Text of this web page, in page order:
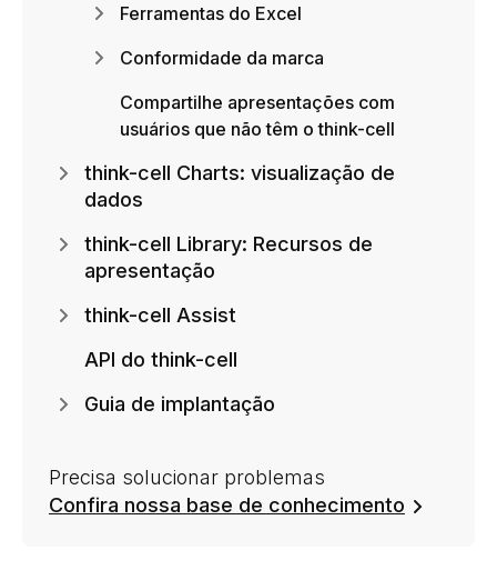
Ferramentas do Excel
Conformidade da marca
Compartilhe apresentações com
usuários que não têm o think-cell
think-cell Charts: visualização de
dados
think-cell Library: Recursos de
apresentação
think-cell Assist
API do think-cell
Guia de implantação
Precisa solucionar problemas
Confira nossa base de conhecimento